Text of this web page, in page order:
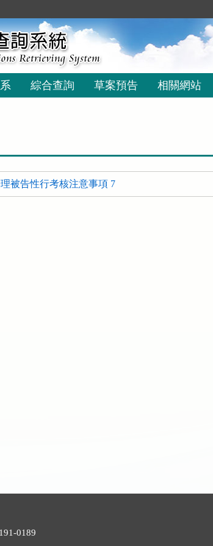
綜合查詢 草案預告 相關網站
被告性行考核注意事項 7
0189